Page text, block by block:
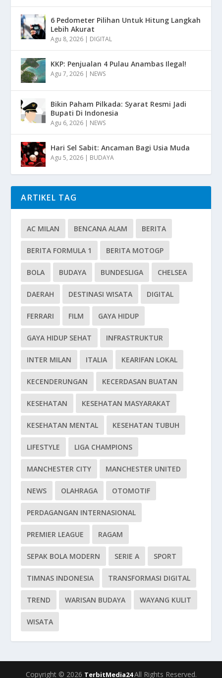
6 Pedometer Pilihan Untuk Hitung Langkah
Lebih Akurat
Agu 8, 2026 | DIGITAL
KKP: Penjualan 4 Pulau Anambas Ilegal!
Agu 7, 2026 | NEWS
Bikin Paham Pilkada: Syarat Resmi Jadi
Bupati Di Indonesia
Agu 6, 2026 | NEWS
Hari Sel Sabit: Ancaman Bagi Usia Muda
Agu 5, 2026 | BUDAYA
ARTIKEL TAG
AC MILAN BENCANA ALAM BERITA
BERITA FORMULA 1 BERITA MOTOGP
BOLA BUDAYA BUNDESLIGA CHELSEA
DAERAH DESTINASI WISATA DIGITAL
FERRARI FILM GAYA HIDUP
GAYA HIDUP SEHAT INFRASTRUKTUR
INTER MILAN ITALIA KEARIFAN LOKAL
KECENDERUNGAN KECERDASAN BUATAN
KESEHATAN KESEHATAN MASYARAKAT
KESEHATAN MENTAL KESEHATAN TUBUH
LIFESTYLE LIGA CHAMPIONS
MANCHESTER CITY MANCHESTER UNITED
NEWS OLAHRAGA OTOMOTIF
PERDAGANGAN INTERNASIONAL
PREMIER LEAGUE RAGAM
SEPAK BOLA MODERN SERIE A SPORT
TIMNAS INDONESIA TRANSFORMASI DIGITAL
TREND WARISAN BUDAYA WAYANG KULIT
WISATA
Copyright © 2026 TerbitMedia24All Rights Reserved.